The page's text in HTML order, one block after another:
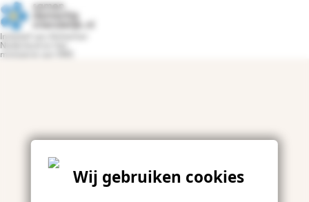
Wij gebruiken cookies
Terug naar samendementievriendelijk.nl
Initiatief van Alzheimer
Nederland en het
ministerie van VWS